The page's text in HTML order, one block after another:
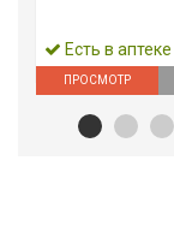
Есть в аптеке
ПРОСМОТР